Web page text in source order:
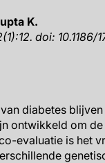
K.
doi: 10.1186/
diabetes
ontwikkeld om
evaluatie is het